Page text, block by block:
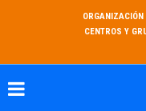
CENTROS Y